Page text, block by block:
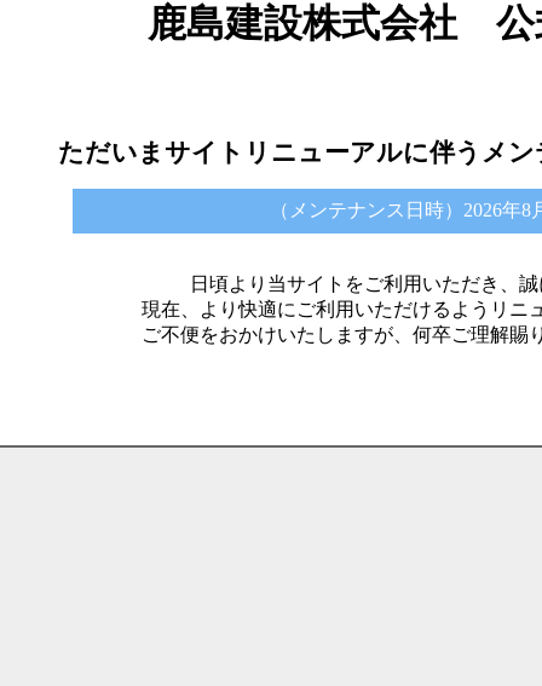
鹿島建設株式会社
ただいまサイトリニューアルに伴うメ
（メンテナンス日時）2026年8
日頃より当サイトをご利用いただき、
現在、より快適にご利用いただけるようリニ
ご不便をおかけいたしますが、何卒ご理解賜